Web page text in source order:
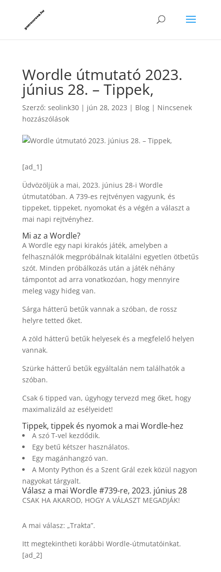
Wordle útmutató 2023.
június 28. – Tippek,
Szerző: seolink30| jún 28, 2023 | Blog| Nincsenek
hozzászólások
[ad_1]
Üdvözöljük a mai, 2023. június 28-i Wordle
útmutatóban. A 739-es rejtvényen vagyunk, és
tippeket, tippeket, nyomokat és a végén a választ a
mai napi rejtvényhez.
Mi az a Wordle?
A Wordle egy napi kirakós játék, amelyben a
felhasználók megpróbálnak kitalálni egyetlen ötbetűs
szót. Minden próbálkozás után a játék néhány
támpontot ad arra vonatkozóan, hogy mennyire
meleg vagy hideg van.
Sárga hátterű betűk vannak a szóban, de rossz
helyre tetted őket.
A zöld hátterű betűk helyesek és a megfelelő helyen
vannak.
Szürke hátterű betűk egyáltalán nem találhatók a
szóban.
Csak 6 tipped van, úgyhogy tervezd meg őket, hogy
maximalizáld az esélyeidet!
Tippek, tippek és nyomok a mai Wordle-hez
A szó T-vel kezdődik.
Egy betű kétszer használatos.
Egy magánhangzó van.
A Monty Python és a Szent Grál ezek közül nagyon
nagyokat tárgyalt.
Válasz a mai Wordle #739-re, 2023. június 28
CSAK HA AKAROD, HOGY A VÁLASZT MEGADJÁK!
A mai válasz: „Trakta”.
Itt megtekintheti korábbi Wordle-útmutatóinkat.
[ad_2]